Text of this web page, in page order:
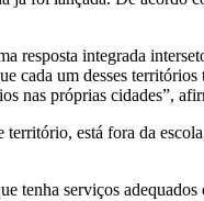
resposta integrada
cada um desses
nas próprias cidades”,
está fora da
tenha serviços